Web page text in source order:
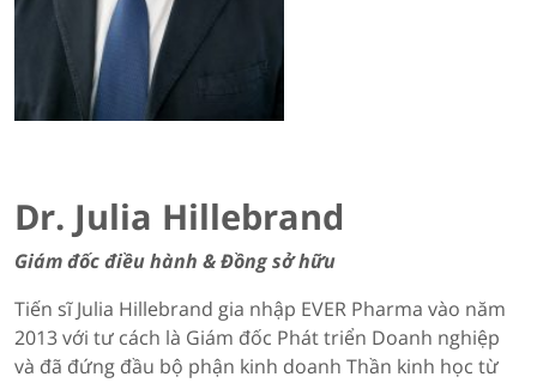
Dr. Julia Hillebrand
Giám đốc điều hành & Đồng sở hữu
Tiến sĩ Julia Hillebrand gia nhập EVER Pharma vào năm
2013 với tư cách là Giám đốc Phát triển Doanh nghiệp
và đã đứng đầu bộ phận kinh doanh Thần kinh học từ